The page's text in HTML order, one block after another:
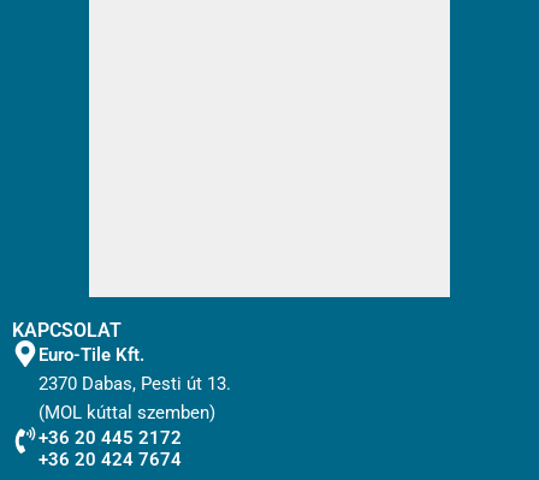
KAPCSOLAT
Euro-Tile Kft.
2370 Dabas, Pesti út 13.
(MOL kúttal szemben)
+36 20 445 2172
+36 20 424 7674